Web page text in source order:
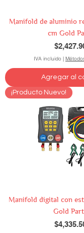
Manifold de aluminio
cm Gold
Precio
IVA incluido |
Agregar al
¡Producto Nuevo!
Manifold digital con
Gold
Precio